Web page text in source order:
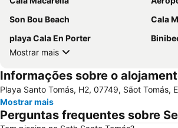
Son Bou Beach
Cala
playa Cala En Porter
Mostrar mais
Informações sobre o
Playa Santo Tomás, H2, 07749, Sãot Tomás,
Mostrar mais
Perguntas frequentes sobre